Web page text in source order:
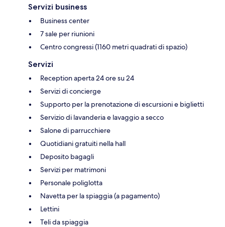
Servizi business
Business center
7 sale per riunioni
Centro congressi (1160 metri quadrati di spazio)
Servizi
Reception aperta 24 ore su 24
Servizi di concierge
Supporto per la prenotazione di escursioni e biglietti
Servizio di lavanderia e lavaggio a secco
Salone di parrucchiere
Quotidiani gratuiti nella hall
Deposito bagagli
Servizi per matrimoni
Personale poliglotta
Navetta per la spiaggia (a pagamento)
Lettini
Teli da spiaggia